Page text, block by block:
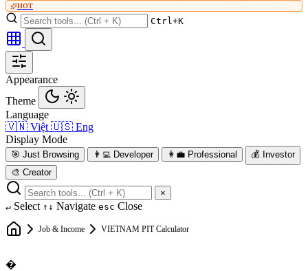
HOT
Ctrl+K
Appearance
Theme
Language
🇻🇳 Việt 🇺🇸 Eng
Display Mode
🎯 Just Browsing 👨‍💻 Developer 👩‍💼 Professional 💰 Investor
🎨 Creator
×
↵ Select ↑↓ Navigate esc Close
Job & Income VIETNAM PIT Calculator
�